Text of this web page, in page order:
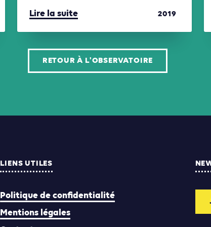
Lire la suite 2019
RETOUR À L'OBSERVATOIRE
LIENS UTILES
Politique de confidentialité
Mentions légales